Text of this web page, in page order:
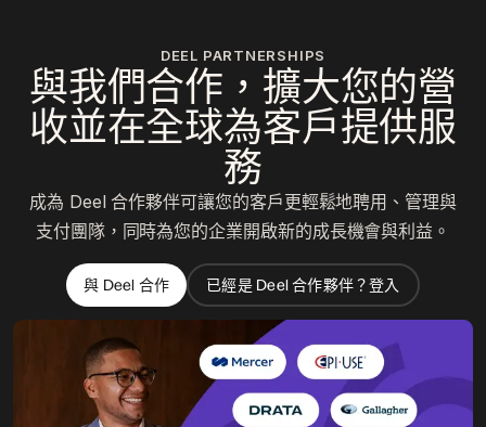
DEEL PARTNERSHIPS
與我們合作，擴大您的營
收並在全球為客戶提供服
務
成為 Deel 合作夥伴可讓您的客戶更輕鬆地聘用、管理與
支付團隊，同時為您的企業開啟新的成長機會與利益。
與 Deel 合作 已經是 Deel 合作夥伴？登入